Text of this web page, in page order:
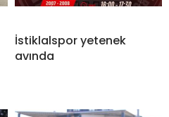
İstiklalspor yetenek
avında